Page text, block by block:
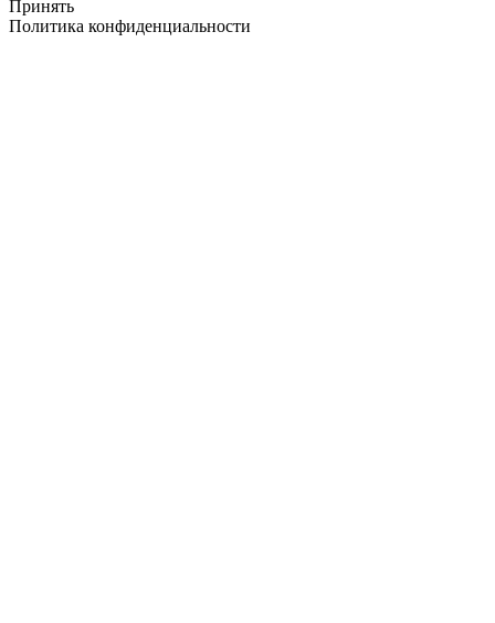
Принять
Политика конфиденциальности